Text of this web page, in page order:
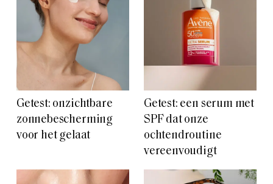
Getest: onzichtbare
zonnebescherming
voor het gelaat
Getest: een serum met
SPF dat onze
ochtendroutine
vereenvoudigt